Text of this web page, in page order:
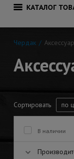
КАТАЛОГ
Чердак
Сортировать по
В наличии